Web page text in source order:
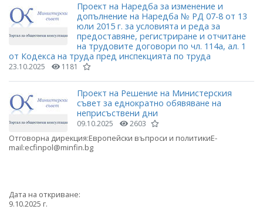
Проект на Наредба за изменение и
допълнение на Наредба № РД 07-8 от 13
юли 2015 г. за условията и реда за
предоставяне, регистриране и отчитане
на трудовите договори по чл. 114а, ал. 1
от Кодекса на труда пред инспекцията по труда
23.10.2025 1181
Проект на Решение на Министерския
съвет за еднократно обявяване на
неприсъствени дни
09.10.2025 2603
Отговорна дирекция:Европейски въпроси и политикиE-
mail:ecfinpol@minfin.bg
Дата на откриване:
9.10.2025 г.